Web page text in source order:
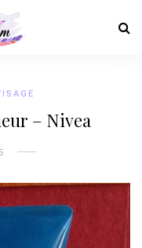
– Nivea